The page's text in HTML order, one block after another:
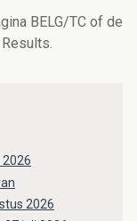
BELG/TC of de
2026
2026